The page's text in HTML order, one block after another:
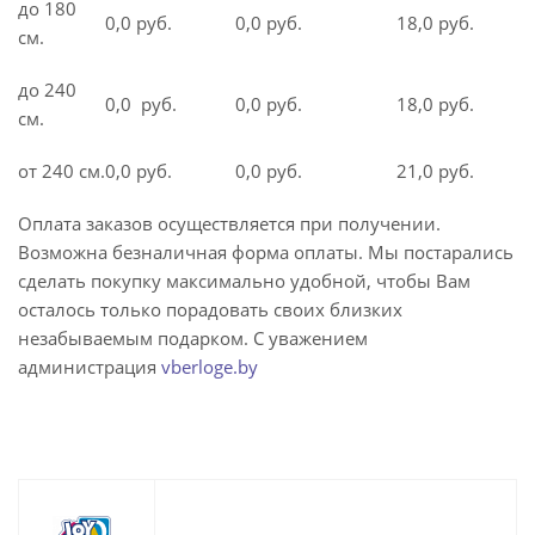
до 180
см.
0,0 руб. 0,0 руб. 18,0 руб.
до 240
см.
0,0 руб. 0,0 руб. 18,0 руб.
от 240 см.0,0 руб. 0,0 руб. 21,0 руб.
Оплата заказов осуществляется при получении.
Возможна безналичная форма оплаты. Мы постарались
сделать покупку максимально удобной, чтобы Вам
осталось только порадовать своих близких
незабываемым подарком. С уважением
администрация vberloge.by